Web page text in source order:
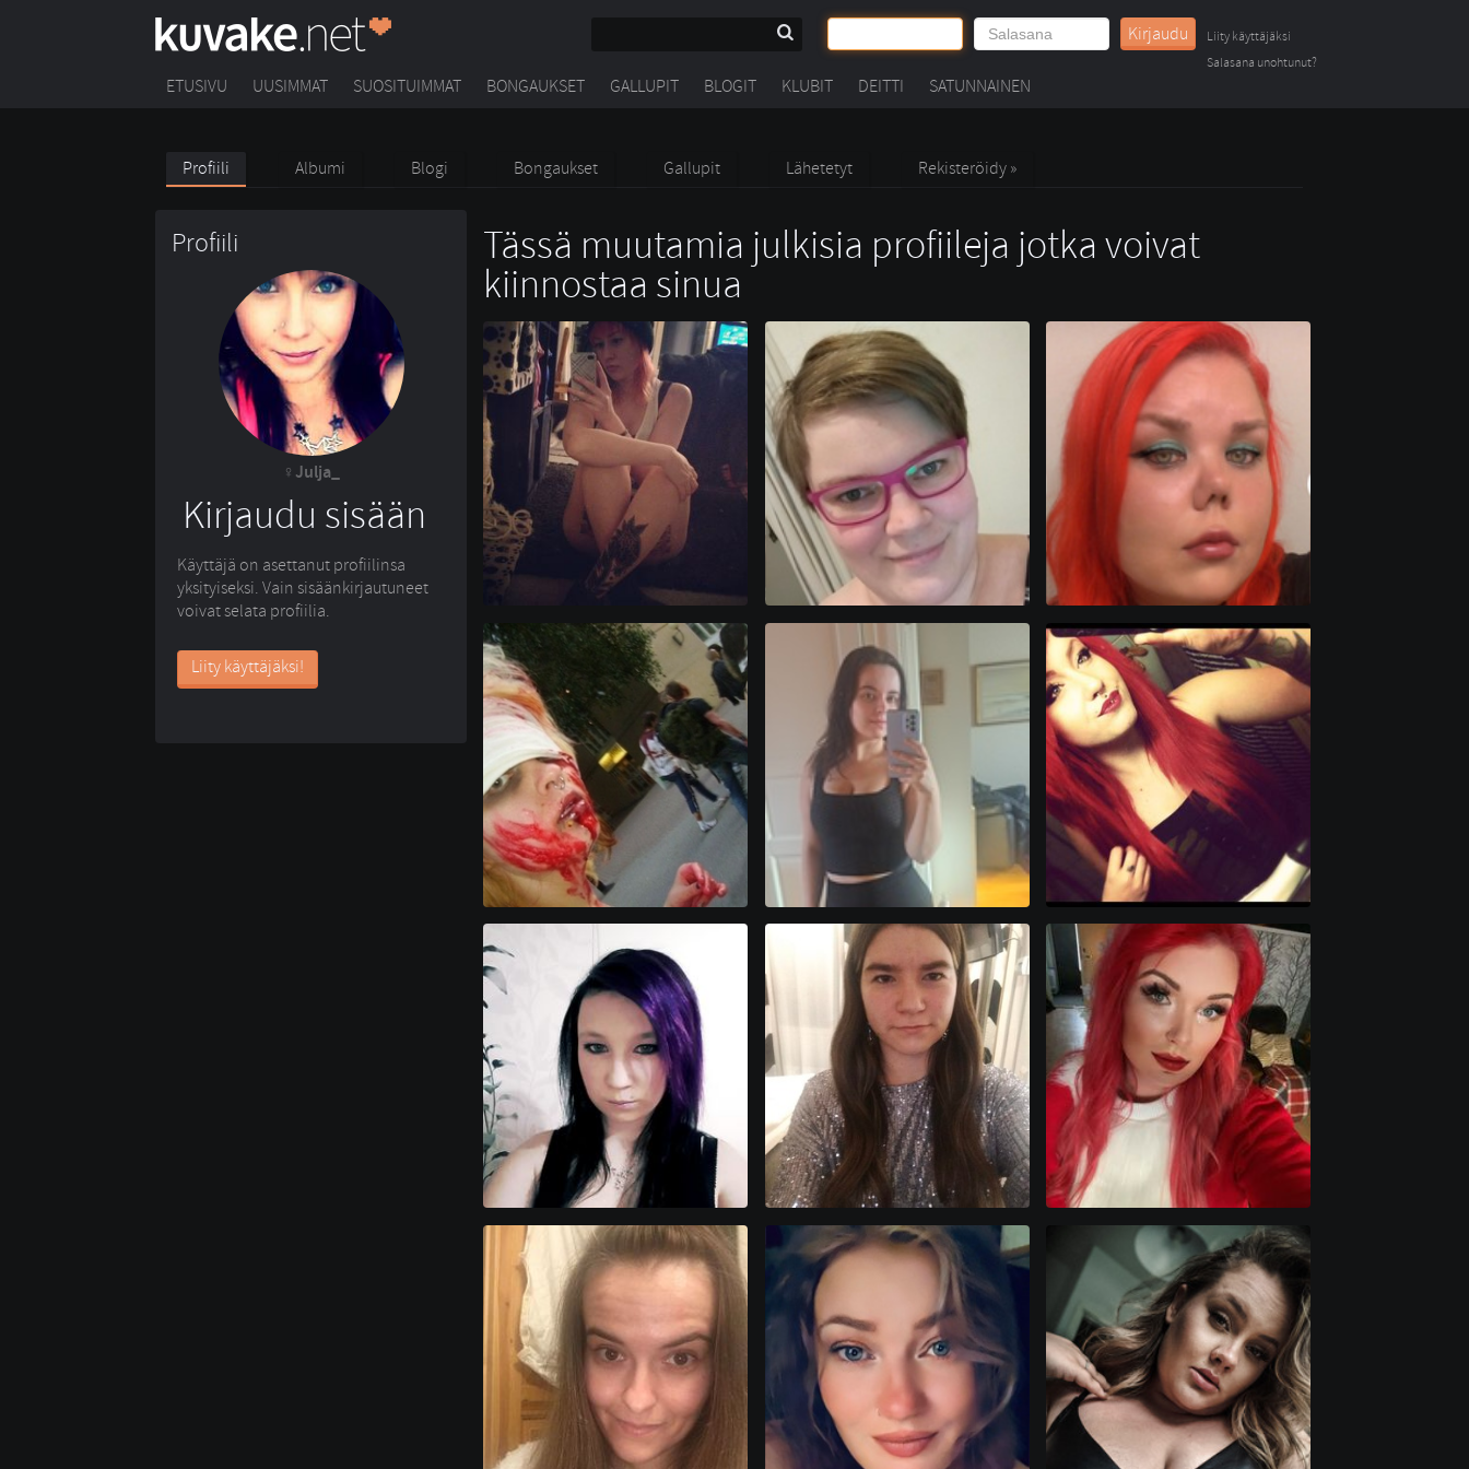
Kirjaudu
Liity käyttäjäksi
Salasana unohtunut?
ETUSIVU UUSIMMAT SUOSITUIMMAT BONGAUKSET GALLUPIT BLOGIT KLUBIT DEITTI SATUNNAINEN
Profiili Albumi Blogi Bongaukset Gallupit Lähetetyt Rekisteröidy »
Profiili
Julja_
Kirjaudu sisään
Käyttäjä on asettanut profiilinsa
yksityiseksi. Vain sisäänkirjautuneet
voivat selata profiilia.
Liity käyttäjäksi!
Tässä muutamia julkisia profiileja jotka voivat
kiinnostaa sinua